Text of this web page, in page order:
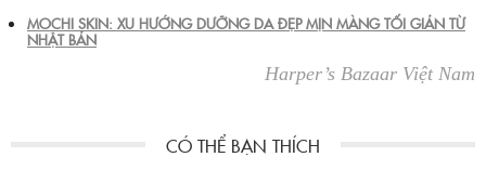
MOCHI SKIN: XU HƯỚNG DƯỠNG DA ĐẸP MỊN MÀNG TỐI GIẢN TỪ
NHẬT BẢN
Harper’s Bazaar Việt Nam